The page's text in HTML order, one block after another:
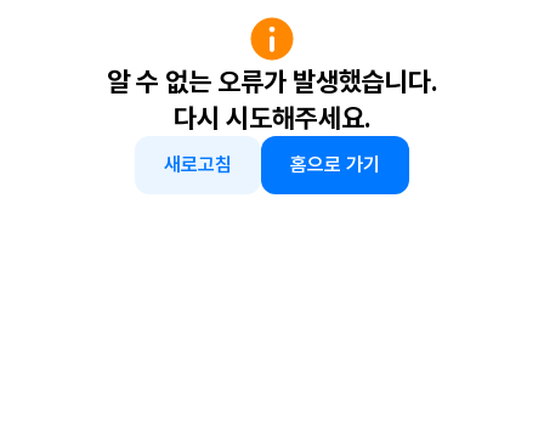
알 수 없는 오류가 발생했습니다.
다시 시도해주세요.
새로고침 홈으로 가기